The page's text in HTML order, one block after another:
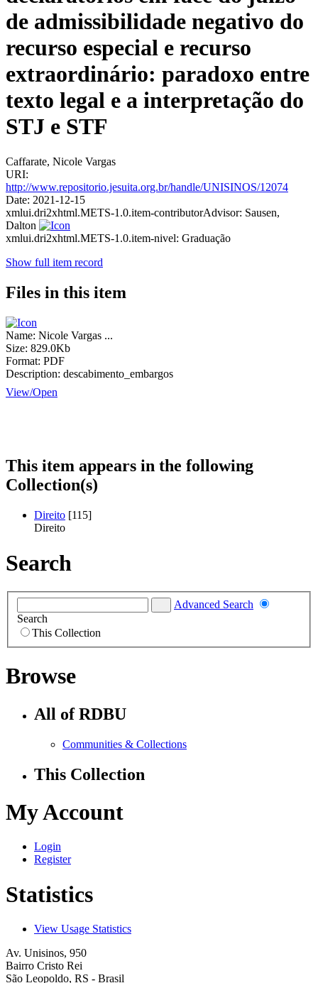
de admissibilidade negativo do
recurso especial e recurso
extraordinário: paradoxo entre
texto legal e a interpretação do
STJ e STF
Caffarate, Nicole Vargas
URI:
http://www.repositorio.jesuita.org.br/handle/UNISINOS/12074
Date: 2021-12-15
xmlui.dri2xhtml.METS-1.0.item-contributorAdvisor: Sausen,
Dalton
xmlui.dri2xhtml.METS-1.0.item-nivel: Graduação
Show full item record
Files in this item
Name: Nicole Vargas ...
Size: 829.0Kb
Format: PDF
Description: descabimento_embargos
View/Open
This item appears in the following
Collection(s)
Direito [115]
Direito
Search
Advanced Search
Search
This Collection
Browse
All of RDBU
Communities & Collections
This Collection
My Account
Login
Register
Statistics
View Usage Statistics
Av. Unisinos, 950
Bairro Cristo Rei
São Leopoldo, RS - Brasil